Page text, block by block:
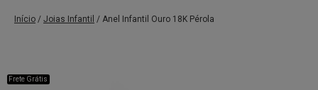
Início / Joias Infantil / Anel Infantil Ouro 18K Pérola
Frete Grátis